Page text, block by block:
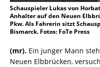
Schauspieler Lukas von
Anhalter auf den Neuen
Pkw. Als Fahrerin sitzt
Bismarck. Fotos: FoTe Press
(mr). Ein junger Mann
Neuen Elbbrücken,